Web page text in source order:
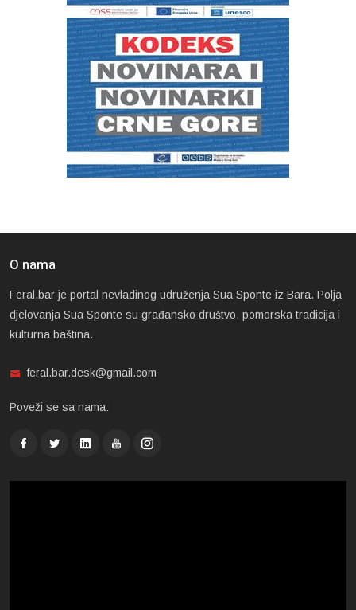
O nama
Feral.bar je portal nevladinog udruženja Sua Sponte iz Bara. Polja
djelovanja Sua Sponte su građansko društvo, pomorska tradicija i
kulturna baština.
feral.bar.desk@gmail.com
Poveži se sa nama: